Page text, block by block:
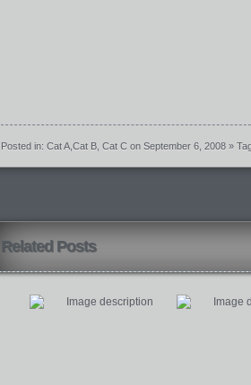
Posted in: Cat A Cat B Cat C on September 6, 2008 »
Related Posts